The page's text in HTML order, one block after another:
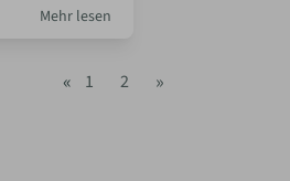
Mehr lesen
« 1 2 »